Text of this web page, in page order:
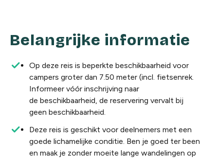
Belangrijke informatie
Op deze reis is beperkte beschikbaarheid voor
campers groter dan 7.50 meter (incl. fietsenrek.
Informeer vóór inschrijving naar
de beschikbaarheid, de reservering vervalt bij
geen beschikbaarheid.​
Deze reis is geschikt voor deelnemers met een
goede lichamelijke conditie. Ben je goed ter been
en maak je zonder moeite lange wandelingen op